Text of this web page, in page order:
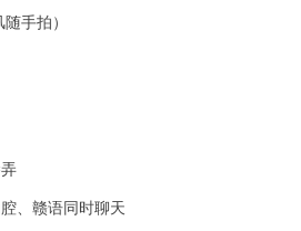
随手拍）
、赣语同时聊天